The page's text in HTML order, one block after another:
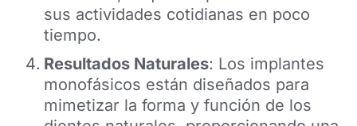
sus actividades cotidianas en poco
tiempo.
Resultados Naturales: Los implantes
monofásicos están diseñados para
mimetizar la forma y función de los